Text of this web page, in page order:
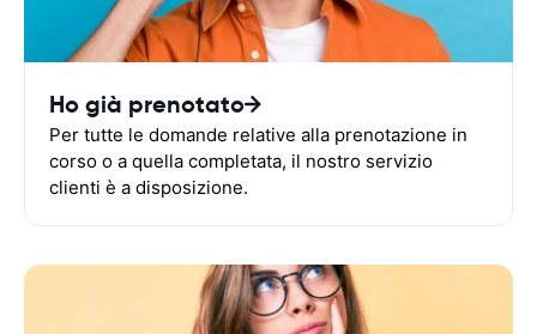
Ho già prenotato
Per tutte le domande relative alla prenotazione in
corso o a quella completata, il nostro servizio
clienti è a disposizione.